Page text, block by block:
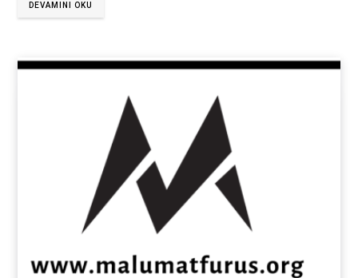
DEVAMINI OKU